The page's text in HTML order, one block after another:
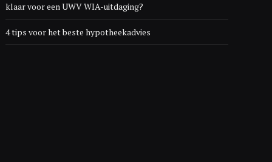
klaar voor een UWV WIA-uitdaging?
4 tips voor het beste hypotheekadvies